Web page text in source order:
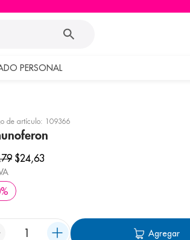
PERSONAL
de artículo: 109366
79 $24,63
%
Agregar